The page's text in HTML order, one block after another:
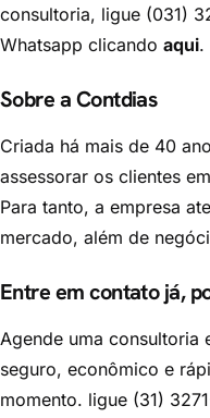
consultoria, ligue (031)
Whatsapp clicando aqui.
Sobre a Contdias
Criada há mais de 40
assessorar os clientes
Para tanto, a empresa
mercado, além de
Entre em contato já,
Agende uma consultoria
seguro, econômico e
momento. ligue (31)